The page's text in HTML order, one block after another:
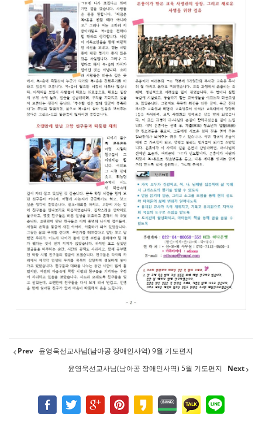
Prev 윤영욱선교사님(남아공 장애인사역) 9월 기도편지
윤영욱선교사님(남아공 장애인사역) 5월 기도편지
Next